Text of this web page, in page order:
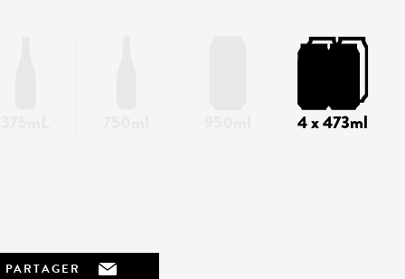
4 x 473ml
PARTAGER